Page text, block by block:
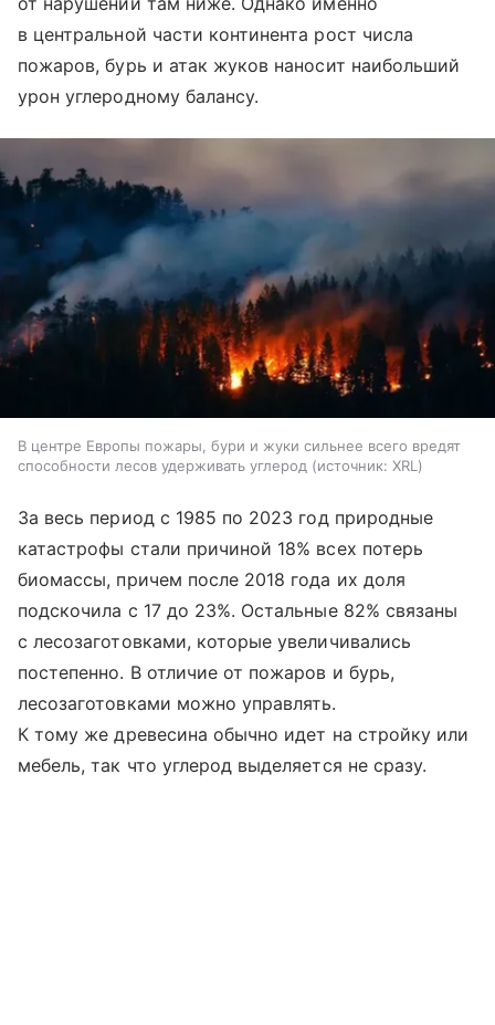
в центральной части континента рост числа
пожаров, бурь и атак жуков наносит наибольший
урон углеродному балансу.
В центре Европы пожары, бури и жуки сильнее всего вредят
способности лесов удерживать углерод
источник: XRL
За весь период с 1985 по 2023 год природные
катастрофы стали причиной 18% всех потерь
биомассы, причем после 2018 года их доля
подскочила с 17 до 23%. Остальные 82% связаны
с лесозаготовками, которые увеличивались
постепенно. В отличие от пожаров и бурь,
лесозаготовками можно управлять.
К тому же древесина обычно идет на стройку или
мебель, так что углерод выделяется не сразу.